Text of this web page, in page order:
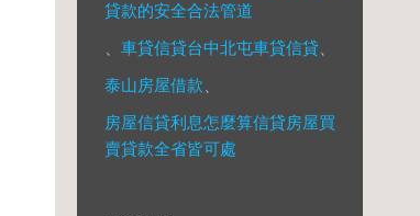
貸款的安全合法管道
車貸信貸台中北屯車貸信貸
泰山房屋借款
房屋信貸利息怎麼算信貸房屋買
賣貸款全省皆可處